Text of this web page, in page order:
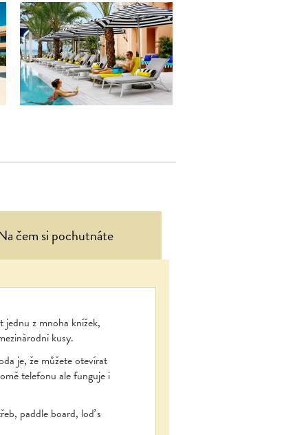
čem si pochutnáte
jednu z mnoha knížek,
kusy.
je, že můžete otevírat
telefonu ale funguje i
paddle board, loď s